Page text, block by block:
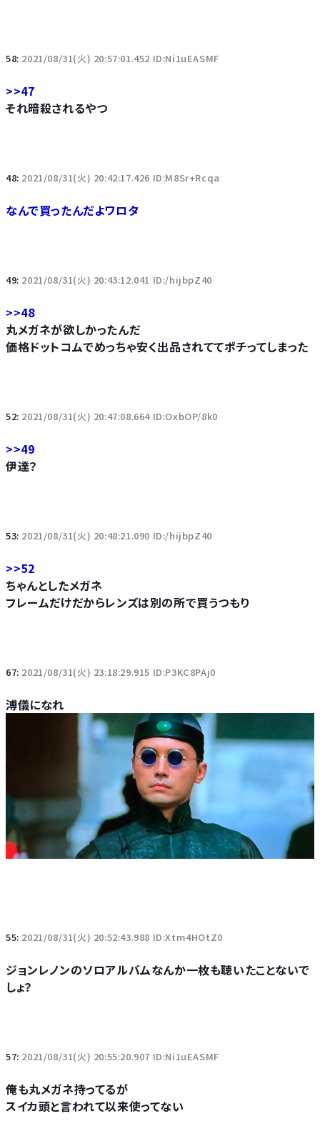
58: 2021/08/31(火) 20:57:01.452 ID:Ni1uEASMF
>>47
それ暗殺されるやつ
48: 2021/08/31(火) 20:42:17.426 ID:M8Sr+Rcqa
なんで買ったんだよワロタ
49: 2021/08/31(火) 20:43:12.041 ID:/hijbpZ40
>>48
丸メガネが欲しかったんだ
価格ドットコムでめっちゃ安く出品されててポチってしまった
52: 2021/08/31(火) 20:47:08.664 ID:OxbOP/8k0
>>49
伊達？
53: 2021/08/31(火) 20:48:21.090 ID:/hijbpZ40
>>52
ちゃんとしたメガネ
フレームだけだからレンズは別の所で買うつもり
67: 2021/08/31(火) 23:18:29.915 ID:P3KC8PAj0
溥儀になれ
55: 2021/08/31(火) 20:52:43.988 ID:Xtm4HOtZ0
ジョンレノンのソロアルバムなんか一枚も聴いたことないで
しょ？
57: 2021/08/31(火) 20:55:20.907 ID:Ni1uEASMF
俺も丸メガネ持ってるが
スイカ頭と言われて以来使ってない